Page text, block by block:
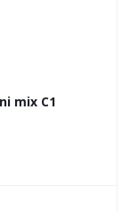
mix С1